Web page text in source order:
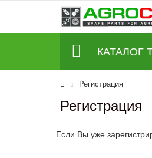
КАТАЛОГ
Регистрация
Регистрация
Если Вы уже